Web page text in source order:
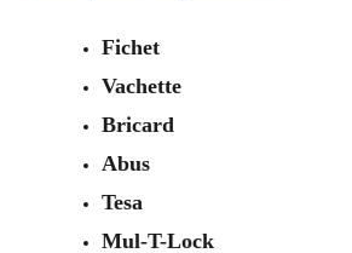
Fichet
Vachette
Bricard
Abus
Tesa
Mul-T-Lock